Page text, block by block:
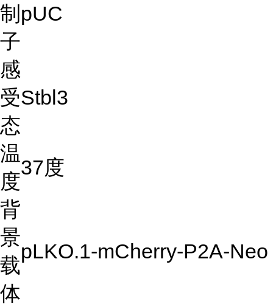
制
子
pUC
感
受
态
Stbl3
温
度
37度
背
景
载
体
pLKO.1-mCherry-P2A-Neo